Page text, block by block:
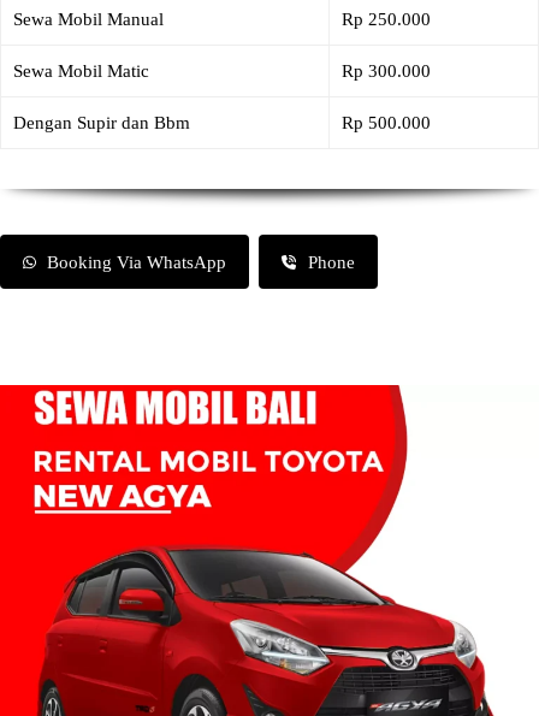
Sewa Mobil Manual Rp 250.000
Sewa Mobil Matic Rp 300.000
Dengan Supir dan Bbm Rp 500.000
Booking Via WhatsApp Phone